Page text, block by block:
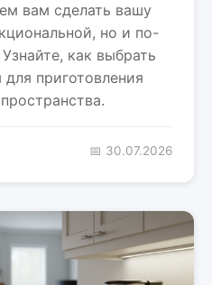
вам сделать вашу
но и по-
как выбрать
приготовления
📅 30.07.2026